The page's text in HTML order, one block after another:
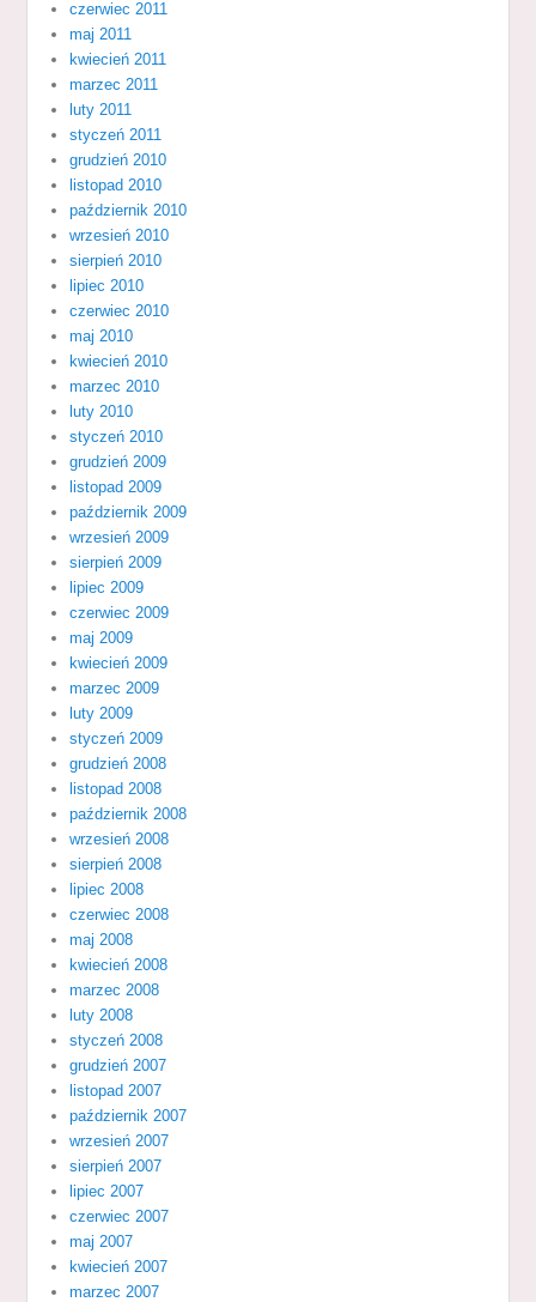
czerwiec 2011
maj 2011
kwiecień 2011
marzec 2011
luty 2011
styczeń 2011
grudzień 2010
listopad 2010
październik 2010
wrzesień 2010
sierpień 2010
lipiec 2010
czerwiec 2010
maj 2010
kwiecień 2010
marzec 2010
luty 2010
styczeń 2010
grudzień 2009
listopad 2009
październik 2009
wrzesień 2009
sierpień 2009
lipiec 2009
czerwiec 2009
maj 2009
kwiecień 2009
marzec 2009
luty 2009
styczeń 2009
grudzień 2008
listopad 2008
październik 2008
wrzesień 2008
sierpień 2008
lipiec 2008
czerwiec 2008
maj 2008
kwiecień 2008
marzec 2008
luty 2008
styczeń 2008
grudzień 2007
listopad 2007
październik 2007
wrzesień 2007
sierpień 2007
lipiec 2007
czerwiec 2007
maj 2007
kwiecień 2007
marzec 2007